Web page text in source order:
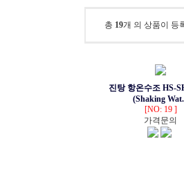
총 19개 의 상품이 등
진탕 항온수조 HS-
(Shaking
[NO: 19 ]
가격문의